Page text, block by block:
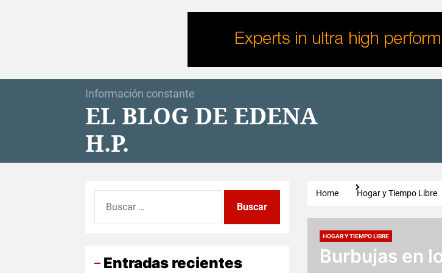
Información constante
EL BLOG DE EDENA
H.P.
Home Hogar y Tiempo Libre
HOGAR Y TIEMPO LIBRE
Burbujas en
Entradas recientes